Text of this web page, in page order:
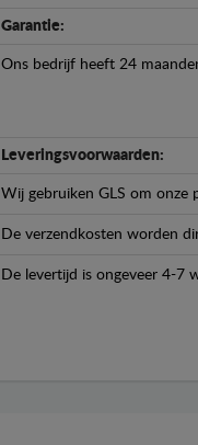
Garantie:
Ons bedrijf heeft 24
Leveringsvoorwaarden:
Wij gebruiken GLS om onze
De verzendkosten worden
De levertijd is ongeveer 4-7